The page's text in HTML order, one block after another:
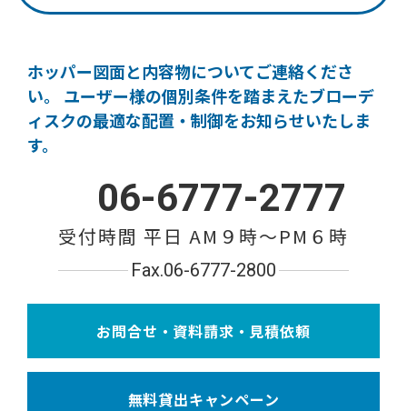
ホッパー図面と内容物についてご連絡くださ
い。
ユーザー様の個別条件を踏まえたブローデ
ィスクの最適な配置・制御をお知らせいたしま
す。
06-6777-2777
受付時間 平日 AM９時〜PM６時
Fax.06-6777-2800
お問合せ・資料請求・見積依頼
無料貸出キャンペーン